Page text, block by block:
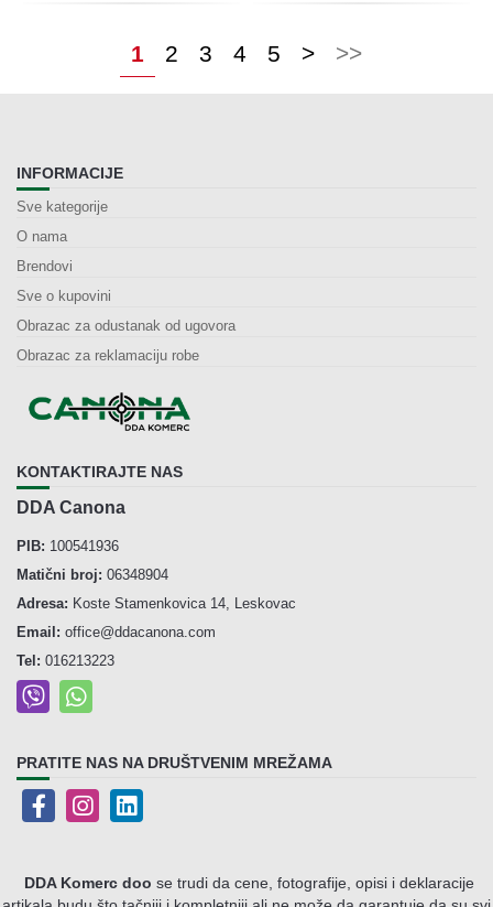
1 2 3 4 5 > >>
INFORMACIJE
Sve kategorije
O nama
Brendovi
Sve o kupovini
Obrazac za odustanak od ugovora
Obrazac za reklamaciju robe
KONTAKTIRAJTE NAS
DDA Canona
PIB: 100541936
Matični broj: 06348904
Adresa: Koste Stamenkovica 14, Leskovac
Email: office@ddacanona.com
Tel: 016213223
PRATITE NAS NA DRUŠTVENIM MREŽAMA
DDA Komerc doo se trudi da cene, fotografije, opisi i deklaracije